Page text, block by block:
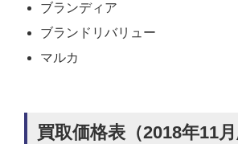
ブランディア
ブランドリバリュー
マルカ
買取価格表（2018年11月